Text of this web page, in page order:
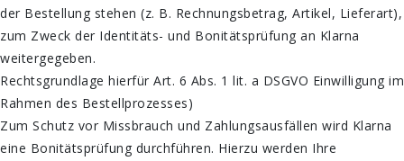
der Bestellung stehen (z. B. Rechnungsbetrag, Artikel, Lieferart),
zum Zweck der Identitäts- und Bonitätsprüfung an Klarna
weitergegeben.
Rechtsgrundlage hierfür Art. 6 Abs. 1 lit. a DSGVO Einwilligung im
Rahmen des Bestellprozesses)
Zum Schutz vor Missbrauch und Zahlungsausfällen wird Klarna
eine Bonitätsprüfung durchführen. Hierzu werden Ihre